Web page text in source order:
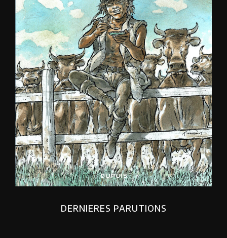
DERNIERES PARUTIONS